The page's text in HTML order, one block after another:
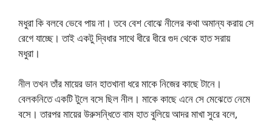
মধুরা কি বলবে ভেবে পায় না। তবে বেশ বোঝে নীলের কথা অমান্য করায় সে
রেগে যাচ্ছে। তাই একটু দ্বিধার সাথে ধীরে ধীরে গুদ থেকে হাত সরায়
মধুরা।
নীল তখন তাঁর মায়ের ডান হাতখানা ধরে মাকে নিজের কাছে টানে।
বেলকনিতে একটি টুলে বসে ছিল নীল। মাকে কাছে এনে সে মেঝেতে নেমে
বসে। তারপর মায়ের উরুসন্ধিতে বাম হাত বুলিয়ে আদর মাখা সুরে বলে,